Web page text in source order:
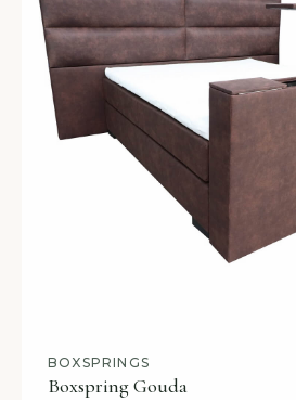
BOXSPRINGS
Boxspring Gouda